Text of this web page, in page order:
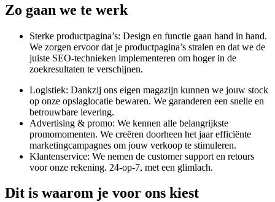
Zo gaan we te werk
Sterke productpagina’s: Design en functie gaan hand in hand.
We zorgen ervoor dat je productpagina’s stralen en dat we de
juiste SEO-technieken implementeren om hoger in de
zoekresultaten te verschijnen.
Logistiek: Dankzij ons eigen magazijn kunnen we jouw stock
op onze opslaglocatie bewaren. We garanderen een snelle en
betrouwbare levering.
Advertising & promo: We kennen alle belangrijkste
promomomenten. We creëren doorheen het jaar efficiënte
marketingcampagnes om jouw verkoop te stimuleren.
Klantenservice: We nemen de customer support en retours
voor onze rekening. 24-op-7, met een glimlach.
Dit is waarom je voor ons kiest